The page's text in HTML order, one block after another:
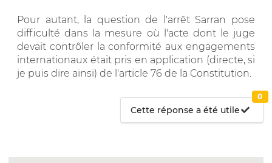
Pour autant, la question de l'arrêt Sarran pose
difficulté dans la mesure où l'acte dont le juge
devait contrôler la conformité aux engagements
internationaux était pris en application (directe, si
je puis dire ainsi) de l'article 76 de la Constitution.
Cette réponse a été utile
0